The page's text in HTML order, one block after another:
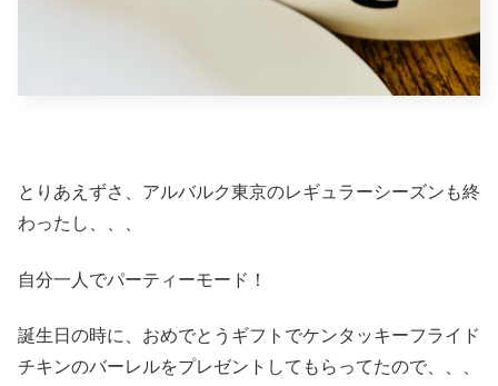
とりあえずさ、アルバルク東京のレギュラーシーズンも終
わったし、、、
自分一人でパーティーモード！
誕生日の時に、おめでとうギフトでケンタッキーフライド
チキンのバーレルをプレゼントしてもらってたので、、、